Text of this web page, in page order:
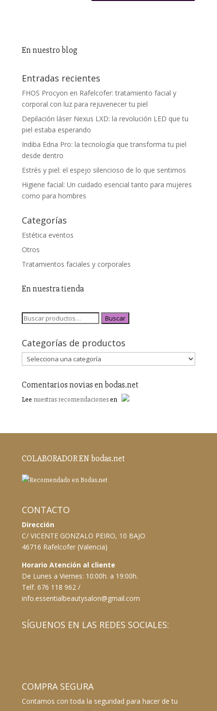
En nuestro blog
Entradas recientes
FHOS Procyon en Rafelcofer: tratamiento facial y
corporal con luz para rejuvenecer tu piel
Depilación láser Nexus LXD: la revolución LED que tu
piel estaba esperando
Indiba Edna Pro: la tecnología que transforma tu piel
desde dentro
Estrés y piel: el espejo silencioso de lo que sentimos
Higiene facial: Un cuidado esencial tanto para mujeres
como para hombres
Categorías
Estética eventos
Otros
Tratamientos faciales y corporales
En nuestra tienda
Buscar
Categorías de productos
Comentarios novias en bodas.net
Lee nuestras recomendacionesen
COLABORADOR EN bodas.net
CONTACTO
Dirección
C/ VICENTE GONZALO PEIRO, 10 BAJO
46716 Rafelcofer (Valencia)
Horario Atención al cliente
De Lunes a Viernes: 10:00h. a 19:00h.
Telf. 676 118 962 /
info.essentialbeautysalon@gmail.com
SÍGUENOS EN LAS REDES SOCIALES:
COMPRA SEGURA
Contamos con toda la seguridad para hacer de tu